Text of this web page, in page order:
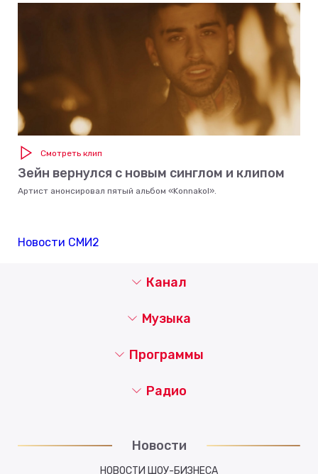
Смотреть клип
Зейн вернулся с новым синглом и клипом
Артист анонсировал пятый альбом «Konnakol».
Новости СМИ2
Канал
Музыка
Новости
НОВОСТИ ШОУ-БИЗНЕСА
Программы
Радио